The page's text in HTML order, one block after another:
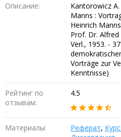
Описание:
Kantorowicz
Manns :
Heinrich
Prof. Dr.
Verl., 1953. -
Vorträge zur
Kenntnisse)
Рейтинг по
отзывам:
4.5
Материалы: Реферат,